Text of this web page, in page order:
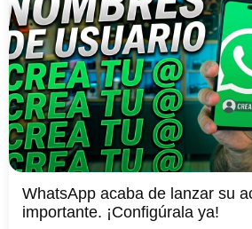
WhatsApp acaba de lanzar su
importante. ¡Configúrala ya!